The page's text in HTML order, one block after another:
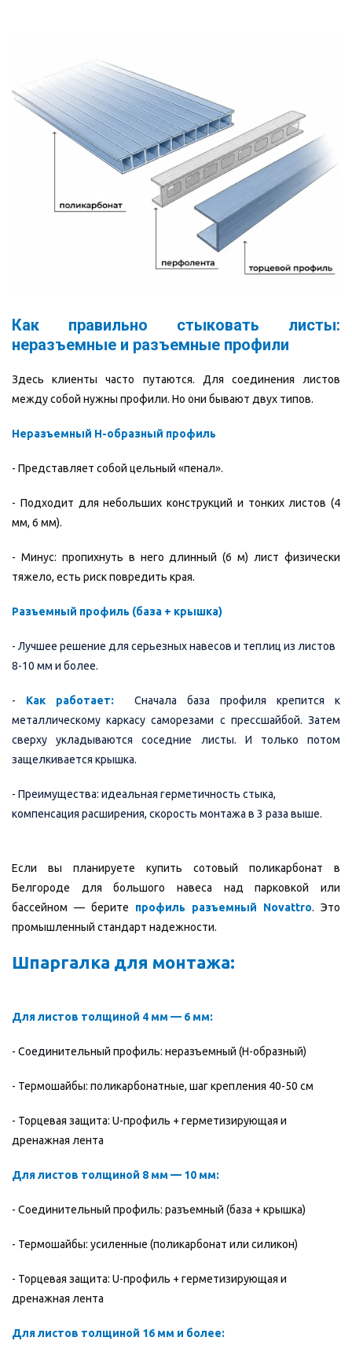
Как правильно стыковать листы:
неразъемные и разъемные профили
Здесь клиенты часто путаются. Для соединения листов
между собой нужны профили. Но они бывают двух типов.
Неразъемный Н-образный профиль
- Представляет собой цельный «пенал».
- Подходит для небольших конструкций и тонких листов (4
мм, 6 мм).
- Минус: пропихнуть в него длинный (6 м) лист физически
тяжело, есть риск повредить края.
Разъемный профиль (база + крышка)
- Лучшее решение для серьезных навесов и теплиц из листов
8-10 мм и более.
- Как работает: Сначала база профиля крепится к
металлическому каркасу саморезами с прессшайбой. Затем
сверху укладываются соседние листы. И только потом
защелкивается крышка.
- Преимущества: идеальная герметичность стыка,
компенсация расширения, скорость монтажа в 3 раза выше.
Если вы планируете купить сотовый поликарбонат в
Белгороде для большого навеса над парковкой или
бассейном — берите профиль разъемный Novattro. Это
промышленный стандарт надежности.
Шпаргалка для монтажа:
Для листов толщиной 4 мм — 6 мм:
- Соединительный профиль: неразъемный (Н-образный)
- Термошайбы: поликарбонатные, шаг крепления 40-50 см
- Торцевая защита: U-профиль + герметизирующая и
дренажная лента
Для листов толщиной 8 мм — 10 мм:
- Соединительный профиль: разъемный (база + крышка)
- Термошайбы: усиленные (поликарбонат или силикон)
- Торцевая защита: U-профиль + герметизирующая и
дренажная лента
Для листов толщиной 16 мм и более: